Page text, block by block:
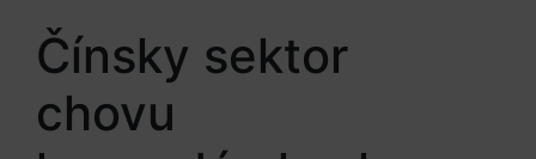
Čínsky sektor
chovu